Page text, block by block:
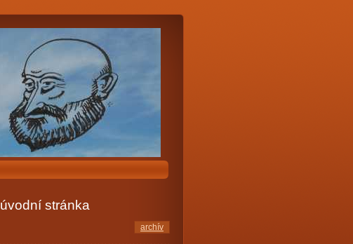
úvodní stránka
archív